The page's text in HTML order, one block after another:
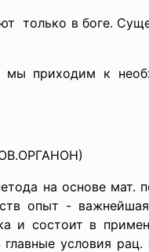
только в боге.
мы приходим к
на основе мат.
опыт - важнейшая
и состоит в
условия